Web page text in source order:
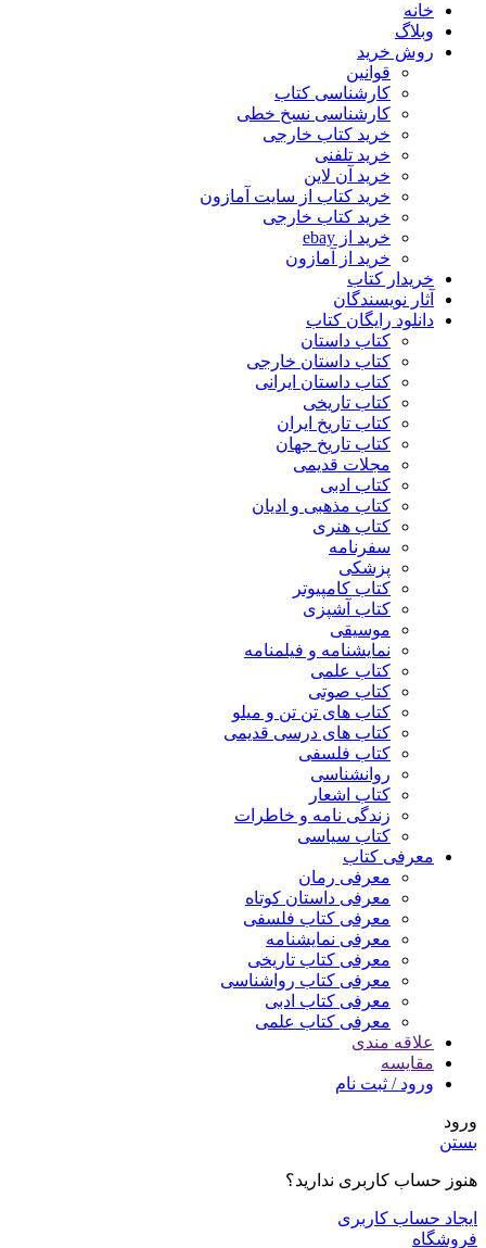
خانه
وبلاگ
روش خرید
قوانین
کارشناسی کتاب
کارشناسی نسخ خطی
خرید کتاب خارجی
خرید تلفنی
خرید آن لاین
خرید کتاب از سایت آمازون
خرید کتاب خارجی
خرید از ebay
خرید از آمازون
خریدار کتاب
آثار نویسندگان
دانلود رایگان کتاب
کتاب داستان
کتاب داستان خارجی
کتاب داستان ایرانی
کتاب تاریخی
کتاب تاریخ ایران
کتاب تاریخ جهان
مجلات قدیمی
کتاب ادبی
کتاب مذهبی و ادیان
کتاب هنری
سفرنامه
پزشکی
کتاب کامپیوتر
کتاب آشپزی
موسیقی
نمایشنامه و فیلمنامه
کتاب علمی
کتاب صوتی
کتاب های تن تن و میلو
کتاب های درسی قدیمی
کتاب فلسفی
روانشناسی
کتاب اشعار
زندگی نامه و خاطرات
کتاب سیاسی
معرفی کتاب
معرفی رمان
معرفی داستان کوتاه
معرفی کتاب فلسفی
معرفی نمایشنامه
معرفی کتاب تاریخی
معرفی کتاب رواشناسی
معرفی کتاب ادبی
معرفی کتاب علمی
علاقه مندی
مقایسه
ورود / ثبت نام
ورود
بستن
هنوز حساب کاربری ندارید؟
ایجاد حساب کاربری
فروشگاه